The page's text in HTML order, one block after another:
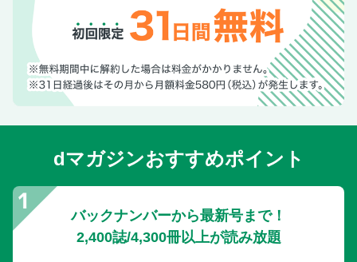
Experience
LAUNCH／ESSENTIALS／MOTORSPORT
モータリスト オリジナルポスターのご案内
バックナンバー取扱店
次号予告
dマガジンおすすめポイント
バックナンバーから最新号まで！
2,400誌/4,300冊以上が読み放題